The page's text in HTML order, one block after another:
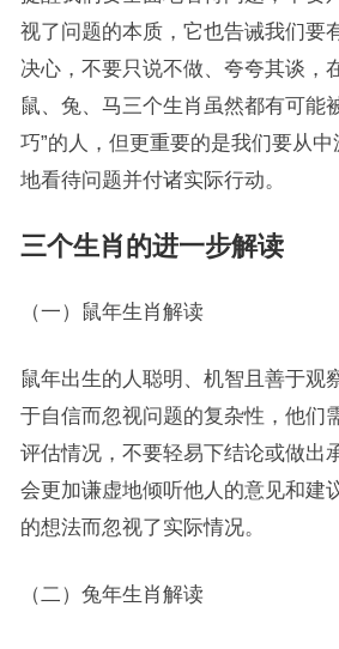
视了问题的本质，它也告诫我们要
决心，不要只说不做、夸夸其谈，
鼠、兔、马三个生肖虽然都有可能
巧”的人，但更重要的是我们要从
地看待问题并付诸实际行动。
三个生肖的进一步解读
（一）鼠年生肖解读
鼠年出生的人聪明、机智且善于观
于自信而忽视问题的复杂性，他们
评估情况，不要轻易下结论或做出
会更加谦虚地倾听他人的意见和建
的想法而忽视了实际情况。
（二）兔年生肖解读